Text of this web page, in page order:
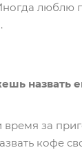
назвать
за
кофе